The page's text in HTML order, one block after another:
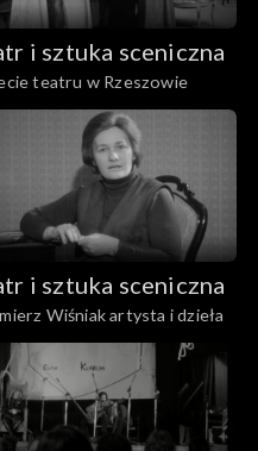
i sztuka sceniczna
teatru w Rzeszowie
i sztuka sceniczna
Wiśniak artysta i dzieła